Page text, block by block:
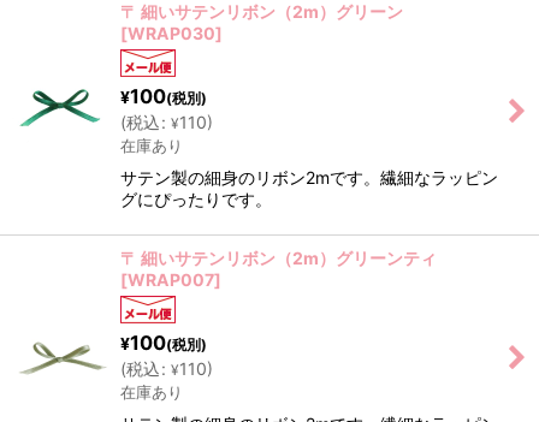
〒 細いサテンリボン（2m）グリーン
[WRAP030]
¥100(税別)
(税込: ¥110)
在庫あり
サテン製の細身のリボン2mです。繊細なラッピン
グにぴったりです。
〒 細いサテンリボン（2m）グリーンティ
[WRAP007]
¥100(税別)
(税込: ¥110)
在庫あり